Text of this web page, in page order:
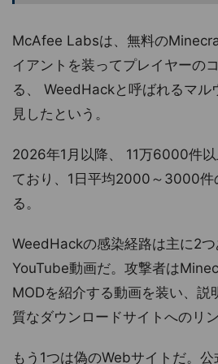
McAfee Labsは、無料の
イアントを装ってプレイヤーの
る、 WeedHackと呼ばれるマル
見したという。
2026年1月以降、 11万6000件
ており、1日平均2000～3000件
る。
WeedHackの感染経路は主に2
YouTube動画だ。攻撃者は
MODを紹介する動画を装い、説
質なダウンロードサイトへのリ
もう1つは偽のWebサイトだ。